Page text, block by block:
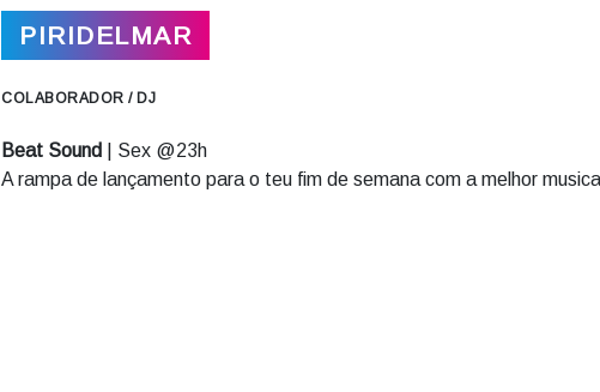
PIRIDELMAR
COLABORADOR / DJ
Beat Sound
| Sex @23h
A rampa de lançamento para o teu fim de semana com a melhor